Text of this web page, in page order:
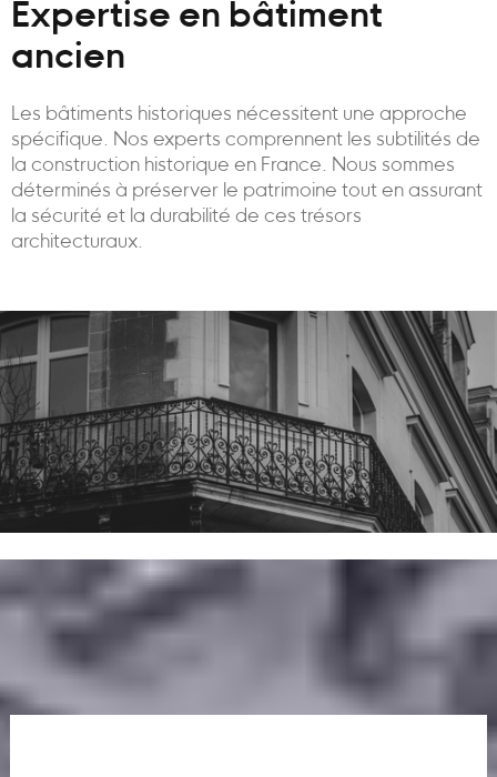
Expertise en bâtiment
ancien
Les bâtiments historiques nécessitent une approche
spécifique. Nos experts comprennent les subtilités de
la construction historique en France. Nous sommes
déterminés à préserver le patrimoine tout en assurant
la sécurité et la durabilité de ces trésors
architecturaux.